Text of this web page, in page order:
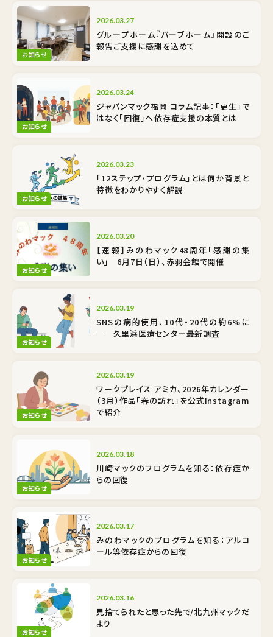
お知らせ
2026.03.27
グループホーム『バーブホーム』開設のご
報告――ご支援に感謝を込めて
お知らせ
2026.03.24
ジャパンマック福岡 コラム記事：「更生」で
はなく「回復」へ――依存症支援の本質とは
お知らせ
2026.03.23
「12ステップ・プログラム」とは何か――背景と
特徴をわかりやすく解説
お知らせ
2026.03.20
【速報】みのわマック48周年「感謝の集
い」 6月7日（日）、赤羽会館で開催
お知らせ
2026.03.19
SNSの病的使用、10代・20代の約6%に
──久里浜医療センター最新調査
お知らせ
2026.03.19
ワークプレイス アミカ、2026年カレンダー
（3月）作品「春の訪れ」を公式Instagram
で紹介
お知らせ
2026.03.18
川崎マックのプログラムを知る：依存症か
らの回復
お知らせ
2026.03.17
みのわマックのプログラムを知る：アルコ
ール等依存症からの回復
お知らせ
2026.03.16
見捨てられたと思った先で/北九州マックだ
より